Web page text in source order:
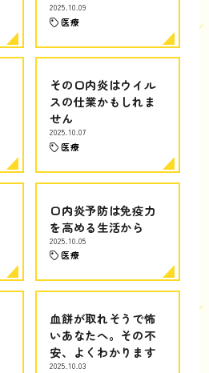
2025.10.09
医療
その口内炎はウイル
スの仕業かもしれま
せん
2025.10.07
医療
口内炎予防は免疫力
を高める生活から
2025.10.05
医療
血餅が取れそうで怖
いあなたへ。その不
安、よくわかります
2025.10.03